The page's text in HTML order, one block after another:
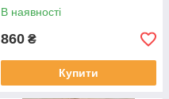
В наявності
860 ₴
Купити